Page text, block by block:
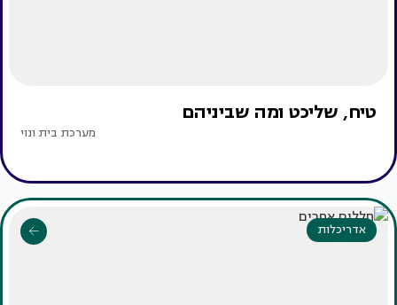
טיח, שליכט ומה שביניהם
מערכת בית ונוי
אדריכלות